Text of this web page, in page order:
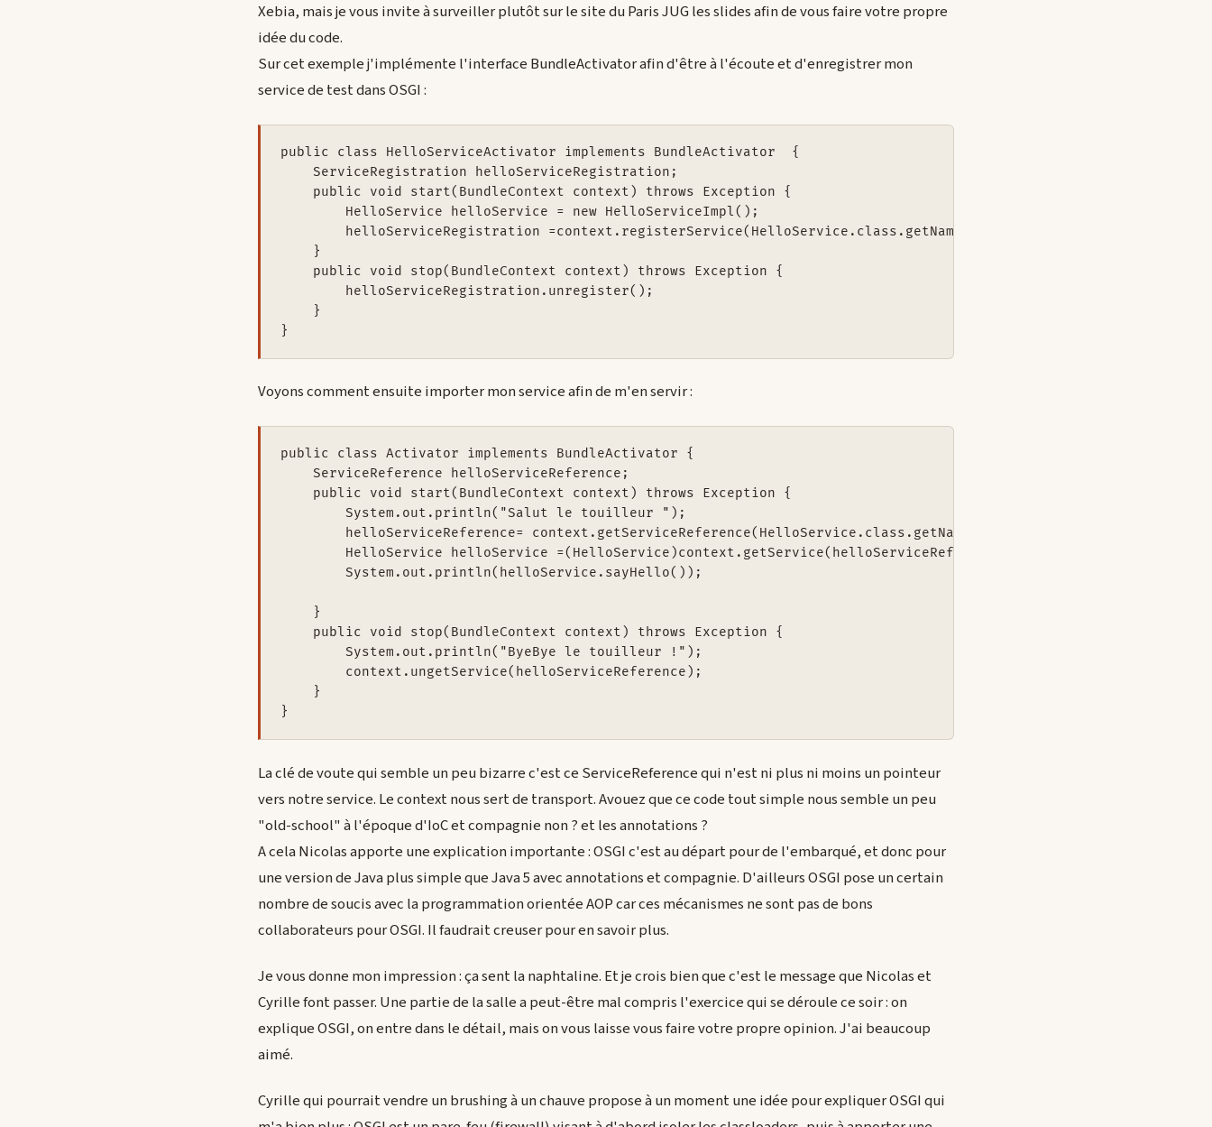
Xebia, mais je vous invite à surveiller plutôt sur le site du Paris JUG les slides afin de vous faire votre propre
idée du code.
Sur cet exemple j'implémente l'interface BundleActivator afin d'être à l'écoute et d'enregistrer mon
service de test dans OSGI :
public class HelloServiceActivator implements BundleActivator  {
    ServiceRegistration helloServiceRegistration;
    public void start(BundleContext context) throws Exception {
        HelloService helloService = new HelloServiceImpl();
        helloServiceRegistration =context.registerService(HelloService.class.getName(), helloService, null);
    }
    public void stop(BundleContext context) throws Exception {
        helloServiceRegistration.unregister();
    }
}
Voyons comment ensuite importer mon service afin de m'en servir :
public class Activator implements BundleActivator {
    ServiceReference helloServiceReference;
    public void start(BundleContext context) throws Exception {
        System.out.println("Salut le touilleur ");
        helloServiceReference= context.getServiceReference(HelloService.class.getName());
        HelloService helloService =(HelloService)context.getService(helloServiceReference);
        System.out.println(helloService.sayHello());
    }
    public void stop(BundleContext context) throws Exception {
        System.out.println("ByeBye le touilleur !");
        context.ungetService(helloServiceReference);
    }
}
La clé de voute qui semble un peu bizarre c'est ce ServiceReference qui n'est ni plus ni moins un pointeur
vers notre service. Le context nous sert de transport. Avouez que ce code tout simple nous semble un peu
"old-school" à l'époque d'IoC et compagnie non ? et les annotations ?
A cela Nicolas apporte une explication importante : OSGI c'est au départ pour de l'embarqué, et donc pour
une version de Java plus simple que Java 5 avec annotations et compagnie. D'ailleurs OSGI pose un certain
nombre de soucis avec la programmation orientée AOP car ces mécanismes ne sont pas de bons
collaborateurs pour OSGI. Il faudrait creuser pour en savoir plus.
Je vous donne mon impression : ça sent la naphtaline. Et je crois bien que c'est le message que Nicolas et
Cyrille font passer. Une partie de la salle a peut-être mal compris l'exercice qui se déroule ce soir : on
explique OSGI, on entre dans le détail, mais on vous laisse vous faire votre propre opinion. J'ai beaucoup
aimé.
Cyrille qui pourrait vendre un brushing à un chauve propose à un moment une idée pour expliquer OSGI qui